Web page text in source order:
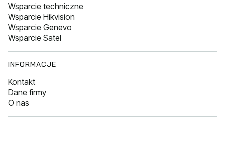
Wsparcie techniczne
Wsparcie Hikvision
Wsparcie Genevo
Wsparcie Satel
INFORMACJE
Kontakt
Dane firmy
O nas